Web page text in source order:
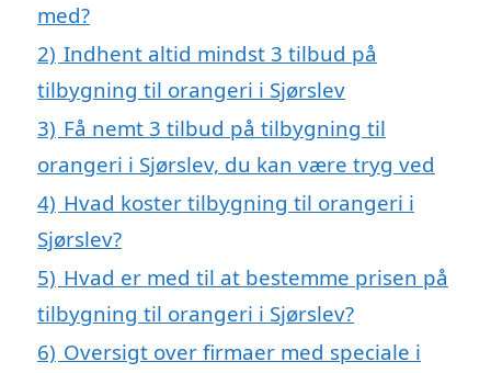
med?
2) Indhent altid mindst 3 tilbud på
tilbygning til orangeri i Sjørslev
3) Få nemt 3 tilbud på tilbygning til
orangeri i Sjørslev, du kan være tryg ved
4) Hvad koster tilbygning til orangeri i
Sjørslev?
5) Hvad er med til at bestemme prisen på
tilbygning til orangeri i Sjørslev?
6) Oversigt over firmaer med speciale i